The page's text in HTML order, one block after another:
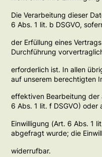
Die Verarbeitung dieser
6 Abs. 1 lit. b DSGVO,
der Erfüllung eines
Durchführung
erforderlich ist. In allen
auf unserem berechtigten
effektiven Bearbeitung der
6 Abs. 1 lit. f DSGVO) oder
Einwilligung (Art. 6 Abs. 1
abgefragt wurde; die
widerrufbar.